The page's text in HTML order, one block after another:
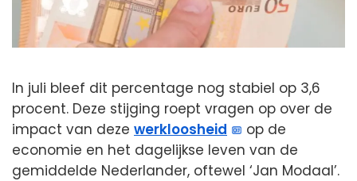
In juli bleef dit percentage nog stabiel op 3,6
procent. Deze stijging roept vragen op over de
impact van deze werkloosheid
op de
economie en het dagelijkse leven van de
gemiddelde Nederlander, oftewel ‘Jan Modaal’.